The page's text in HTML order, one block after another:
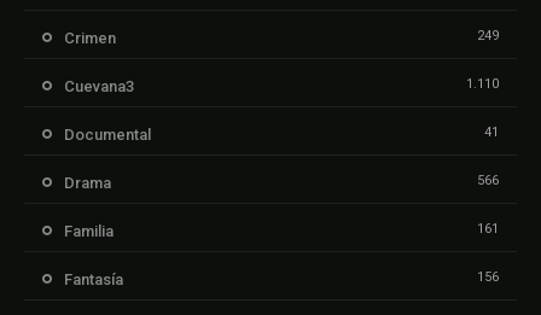
Crimen 249
Cuevana3 1.110
Documental 41
Drama 566
Familia 161
Fantasía 156